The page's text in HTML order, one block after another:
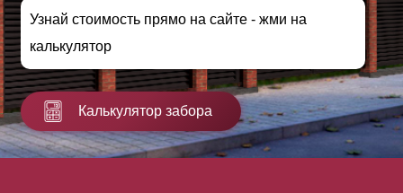
Узнай стоимость прямо на сайте - жми на
калькулятор
Калькулятор забора